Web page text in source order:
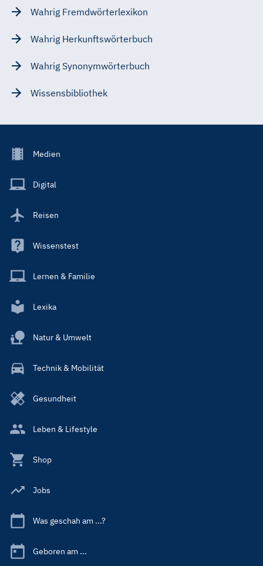
Wahrig Fremdwörterlexikon
Wahrig Herkunftswörterbuch
Wahrig Synonymwörterbuch
Wissensbibliothek
Footer
Main
Medien
Digital
Reisen
Wissenstest
Lernen & Familie
Lexika
Natur & Umwelt
Technik & Mobilität
Gesundheit
Leben & Lifestyle
Shop
Jobs
Was geschah am ...?
Geboren am ...